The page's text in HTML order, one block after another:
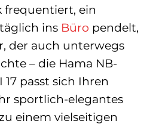
ein
ins Büro pendelt,
der auch unterwegs
– die Hama NB-
17 passt sich Ihren
sportlich-elegantes
einem vielseitigen